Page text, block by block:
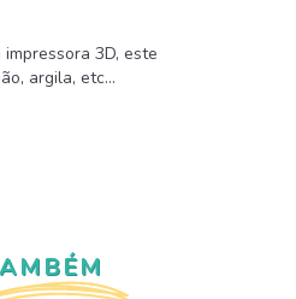
3D, este
argila, etc...